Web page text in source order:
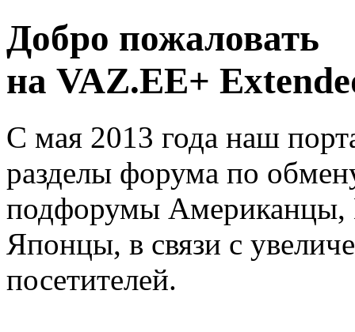
Добро пожаловать
на VAZ.EE+
С мая 2013 года наш
разделы форума по
подфорумы
Японцы, в связи с
посетителей.